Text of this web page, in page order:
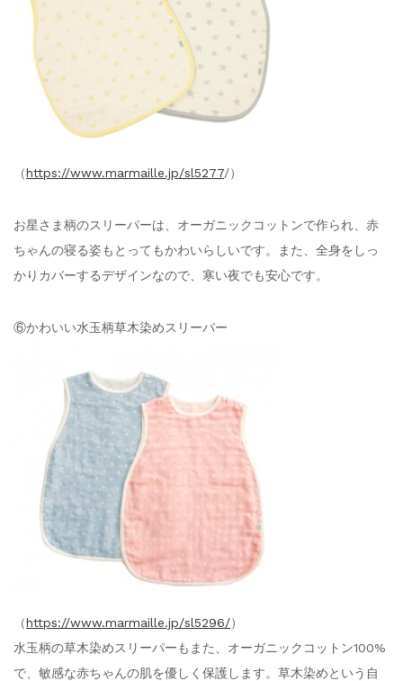
（https://www.marmaille.jp/sl5277/）
お星さま柄のスリーパーは、オーガニックコットンで作られ、赤
ちゃんの寝る姿もとってもかわいらしいです。また、全身をしっ
かりカバーするデザインなので、寒い夜でも安心です。
⑥かわいい水玉柄草木染めスリーパー
（https://www.marmaille.jp/sl5296/）
水玉柄の草木染めスリーパーもまた、オーガニックコットン100%
で、敏感な赤ちゃんの肌を優しく保護します。草木染めという自